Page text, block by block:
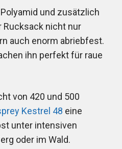
und zusätzlich
Rucksack nicht nur
auch enorm abriebfest.
ihn perfekt für raue
von 420 und 500
Kestrel 48 eine
unter intensiven
oder im Wald.